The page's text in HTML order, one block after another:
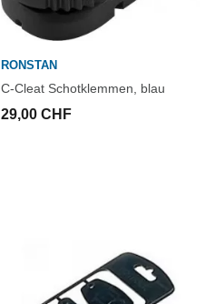
RONSTAN
C-Cleat Schotklemmen, blau
29,00 CHF